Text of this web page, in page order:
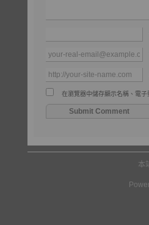
在瀏覽器中儲存顯示名稱、電
本